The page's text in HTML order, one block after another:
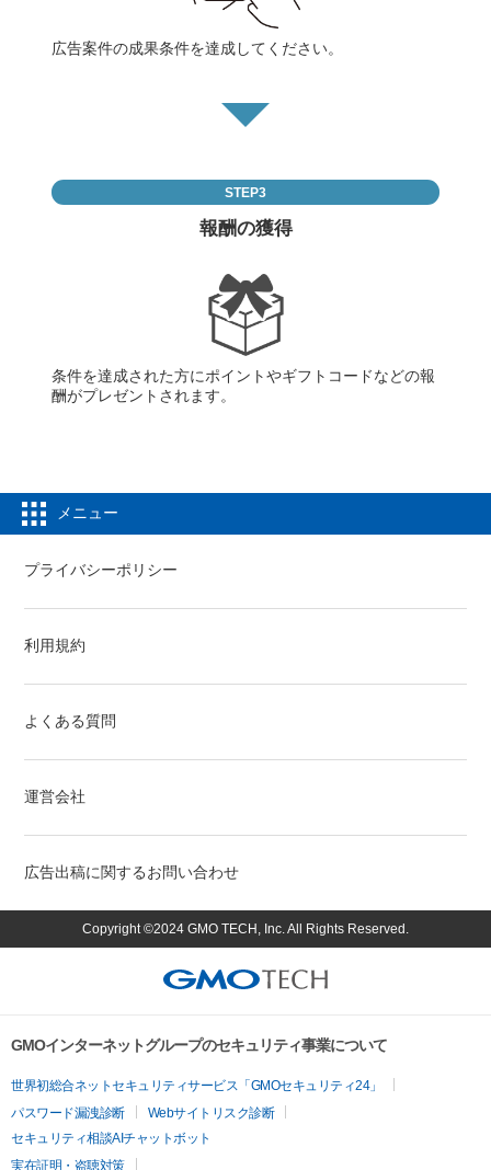
広告案件の成果条件を達成してください。
STEP3
報酬の獲得
条件を達成された方にポイントやギフトコードなどの報
酬がプレゼントされます。
メニュー
プライバシーポリシー
利用規約
よくある質問
運営会社
広告出稿に関するお問い合わせ
Copyright ©2024 GMO TECH, Inc. All Rights Reserved.
GMOインターネットグループのセキュリティ事業について
世界初総合ネットセキュリティサービス「GMOセキュリティ24」
パスワード漏洩診断
Webサイトリスク診断
セキュリティ相談AIチャットボット
実在証明・盗聴対策